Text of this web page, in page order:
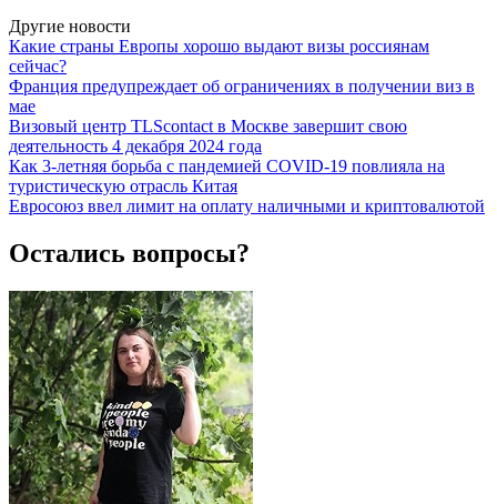
Другие новости
Какие страны Европы хорошо выдают визы россиянам
сейчас?
Франция предупреждает об ограничениях в получении виз в
мае
Визовый центр TLScontact в Москве завершит свою
деятельность 4 декабря 2024 года
Как 3-летняя борьба с пандемией COVID-19 повлияла на
туристическую отрасль Китая
Евросоюз ввел лимит на оплату наличными и криптовалютой
Остались вопросы?